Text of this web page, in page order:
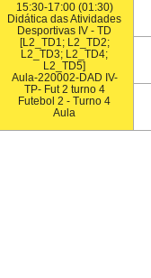
15:30-17:00 (01:30)
Didática das Atividades
Desportivas IV - TD
[L2_TD1; L2_TD2;
L2_TD3; L2_TD4;
L2_TD5]
Aula-220002-DAD IV-
TP- Fut 2 turno 4
Futebol 2 - Turno 4
Aula